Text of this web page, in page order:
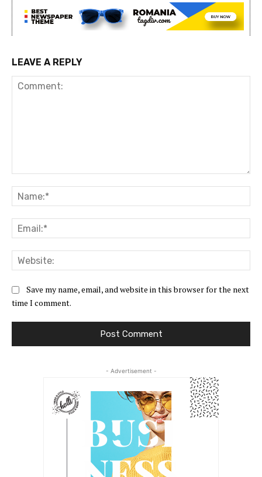
LEAVE A REPLY
Save my name, email, and website in this browser for the next
time I comment.
- Advertisement -